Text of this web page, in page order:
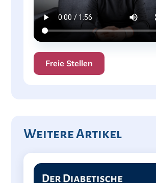
Freie Stellen
Weitere Artikel